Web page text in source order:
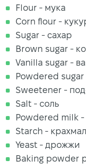
Flour - мука
Corn flour -
Sugar - сахар
Brown sugar -
Vanilla sugar -
Powdered sugar
Sweetener -
Salt - соль
Powdered milk
Starch - крахмал
Yeast - дрожжи
Baking powder